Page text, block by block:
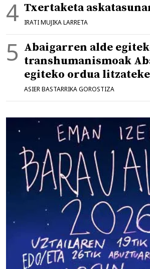
Txertaketa
IRATI MUJIKA LARRETA
Abaigarren alde
transhumanismoak
egiteko ordua litzateke
ASIER BASTARRIKA GOROSTIZA